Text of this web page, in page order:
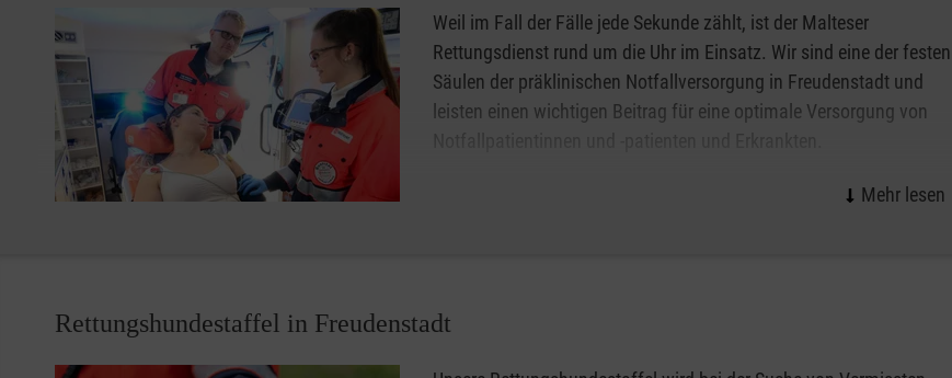
Das Angebot ist kostenlos, die Teilnehmerzahl ist begrenzt.
Weitere Informationen bzw. Anmeldung gerne unter oder
0151 62643800
Trauerteam Freudenstadt: Beate Frey, Andrea Müller, Diana Schmidt
Mehr Informationen
Weil im Fall der Fälle jede Sekunde zählt, ist der Malteser
Rettungsdienst rund um die Uhr im Einsatz. Wir sind eine der festen
Säulen der präklinischen Notfallversorgung in Freudenstadt und
leisten einen wichtigen Beitrag für eine optimale Versorgung von
Als einer der größten Arbeitgeber am Markt bieten die Malteser
Rettungshundestaffel in Freudenstadt